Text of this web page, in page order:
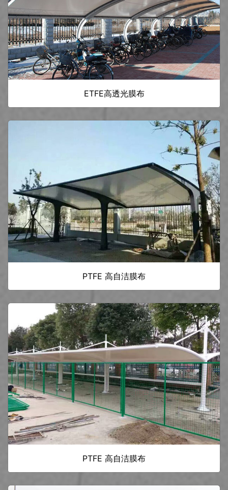
ETFE高透光膜布
PTFE 高自洁膜布
PTFE 高自洁膜布